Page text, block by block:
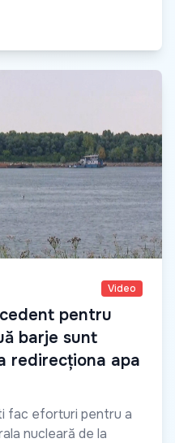
Video
pentru
barje sunt
redirecționa apa
fac eforturi pentru a
nucleară de la